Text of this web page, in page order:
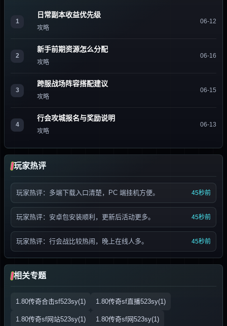
1
日常副本收益优先级
攻略
06-12
2
新手前期资源怎么分配
攻略
06-16
3
跨服战场阵容搭配建议
攻略
06-15
4
行会攻城报名与奖励说明
攻略
06-13
玩家热评
玩家热评：多端下载入口清楚，PC 端挂机方便。 45秒前
玩家热评：安卓包安装顺利，更新后活动更多。 45秒前
玩家热评：行会战比较热闹，晚上在线人多。 45秒前
相关专题
1.80传奇合击sf523sy(1) 1.80传奇sf直播523sy(1)
1.80传奇sf网站523sy(1) 1.80传奇sf网523sy(1)